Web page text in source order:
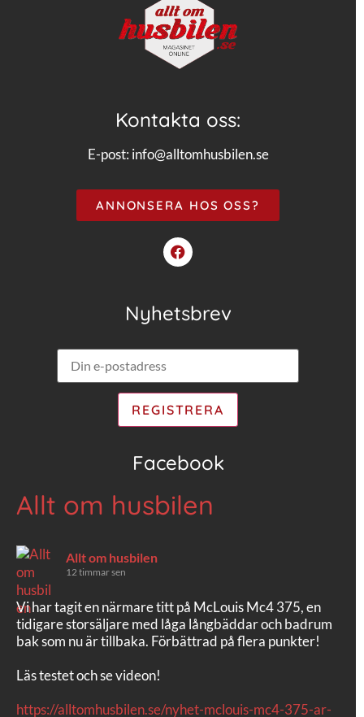
Kontakta oss:
E-post: info@alltomhusbilen.se
ANNONSERA HOS OSS?
Nyhetsbrev
Facebook
Allt om husbilen
Allt om husbilen
12 timmar sen
Vi har tagit en närmare titt på McLouis Mc4 375, en
tidigare storsäljare med låga långbäddar och badrum
bak som nu är tillbaka. Förbättrad på flera punkter!
Läs testet och se videon!
https://alltomhusbilen.se/nyhet-mclouis-mc4-375-ar-